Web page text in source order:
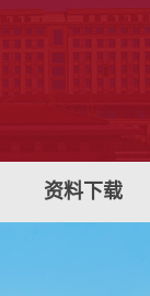
资料下载